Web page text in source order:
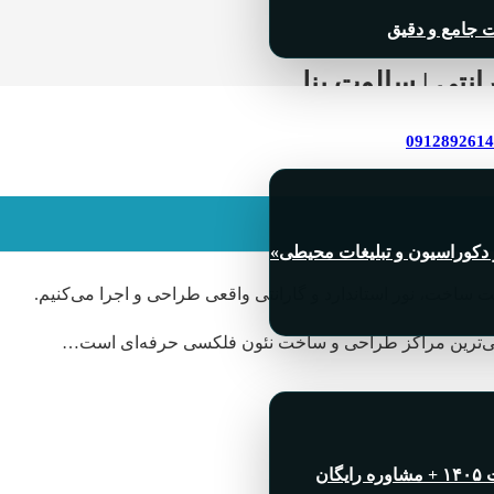
جامع و دقیق
و تبلیغات محیطی»
| سالوت پنل
ساخت، نور استاندارد و گارانتی واقعی طراحی و اجرا می‌کنیم.
مراکز طراحی و ساخت نئون فلکسی حرفه‌ای است…